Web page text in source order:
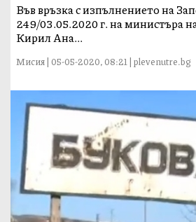
Във връзка с изпълнението на
249/03.05.2020 г. на министъра
Кирил Ана...
Мисия | 05-05-2020, 08:21 | plevenutre.bg